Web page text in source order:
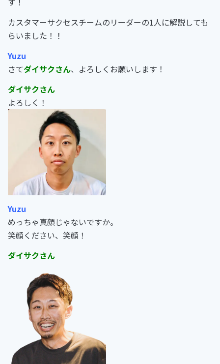
カスタマーサクセスチームのリーダーの1人に解説しても
らいました！！
Yuzu
さてダイサクさん、よろしくお願いします！
ダイサクさん
よろしく！
Yuzu
めっちゃ真顔じゃないですか。
笑顔ください、笑顔！
ダイサクさん